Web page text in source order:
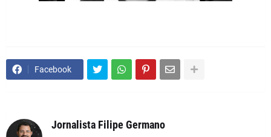
Facebook
Jornalista Filipe Germano